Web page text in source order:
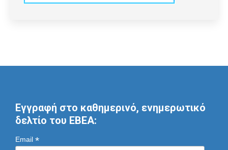
Εγγραφή στο καθημερινό, ενημερωτικό
δελτίο του ΕΒΕΑ:
Email *